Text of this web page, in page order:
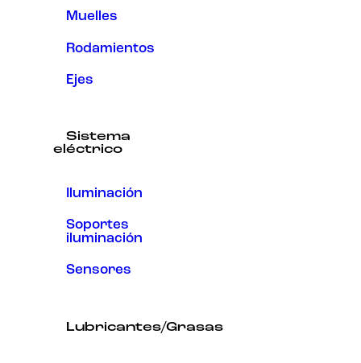
Muelles
Rodamientos
Ejes
Sistema
eléctrico
Iluminación
Soportes
iluminación
Sensores
Lubricantes/Grasas